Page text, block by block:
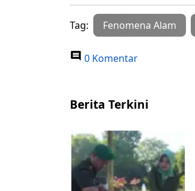
Tag: Fenomena Alam
0 Komentar
Berita Terkini